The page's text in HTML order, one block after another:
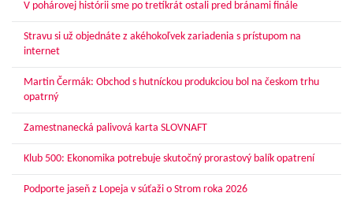
V pohárovej histórii sme po tretíkrát ostali pred bránami finále
Stravu si už objednáte z akéhokoľvek zariadenia s prístupom na
internet
Martin Čermák: Obchod s hutníckou produkciou bol na českom trhu
opatrný
Zamestnanecká palivová karta SLOVNAFT
Klub 500: Ekonomika potrebuje skutočný prorastový balík opatrení
Podporte jaseň z Lopeja v súťaži o Strom roka 2026